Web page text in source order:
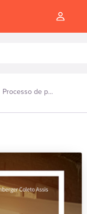
Processo de produção de celulose e de papel